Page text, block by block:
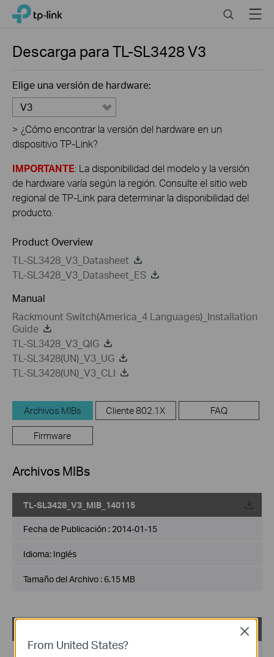
Click
navigation
TP-Link, Reliably Smart SearchMenu
Descarga paraTL-SL3428V3
Elige una versión de hardware:
V3
> ¿Cómo encontrar la versión del hardware en un
dispositivo TP-Link?
IMPORTANTE: La disponibilidad del modelo y la versión
de hardware varía según la región. Consulte el sitio web
regional de TP-Link para determinar la disponibilidad del
producto.
Product Overview
TL-SL3428_V3_Datasheet
TL-SL3428_V3_Datasheet_ES
Manual
Rackmount Switch(America_4 Languages)_Installation
Guide
TL-SL3428_V3_QIG
TL-SL3428(UN)_V3_UG
TL-SL3428(UN)_V3_CLI
Archivos MIBs Cliente 802.1X FAQ
Firmware
Archivos MIBs
TL-SL3428_V3_MIB_140115
Fecha de Publicación : 2014-01-15
Idioma: Inglés
Tamaño del Archivo : 6.15 MB
From United States?
Close